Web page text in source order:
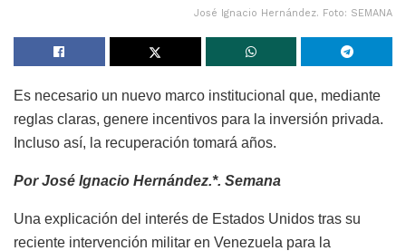
José Ignacio Hernández. Foto: SEMANA
Es necesario un nuevo marco institucional que, mediante
reglas claras, genere incentivos para la inversión privada.
Incluso así, la recuperación tomará años.
Por José Ignacio Hernández.*. Semana
Una explicación del interés de Estados Unidos tras su
reciente intervención militar en Venezuela para la